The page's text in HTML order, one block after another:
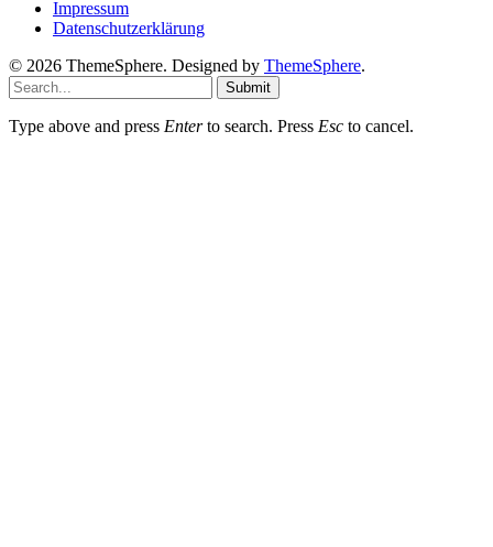
Impressum
Datenschutzerklärung
© 2026 ThemeSphere. Designed by ThemeSphere.
Submit
Type above and press Enterto search. Press Esc to cancel.